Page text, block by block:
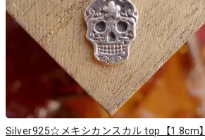
Silver925☆メキシカンスカル top【1.8cm】